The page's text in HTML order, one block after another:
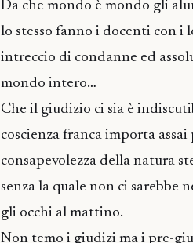
Da che mondo è mondo gli
lo stesso fanno i docenti con i
intreccio di condanne ed
mondo intero…
Che il giudizio ci sia è
coscienza franca importa
consapevolezza della natura
senza la quale non ci sarebbe
gli occhi al mattino.
Non temo i giudizi ma i pre-